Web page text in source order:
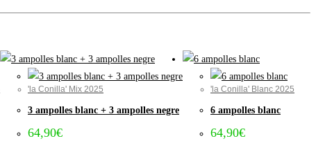
'la Conilla' Mix 2025
3 ampolles blanc + 3 ampolles negre
64,90€
'la Conilla' Blanc 2025
6 ampolles blanc
64,90€